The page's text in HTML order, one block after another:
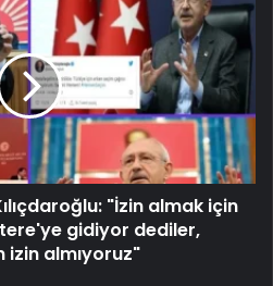
"İzin almak için
gidiyor dediler,
izin almıyoruz"